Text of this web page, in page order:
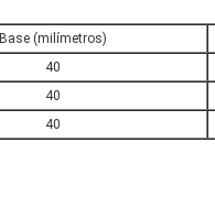
Base (milímetros)
40
40
40